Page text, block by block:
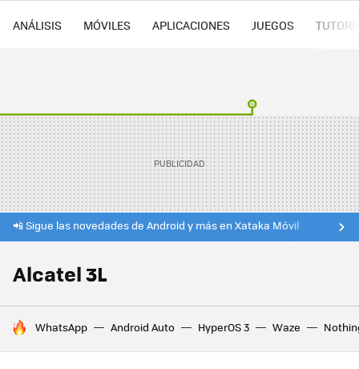
ANÁLISIS MÓVILES APLICACIONES JUEGOS
📲 Sigue las novedades de Android y más en Xataka Móvil
Alcatel 3L
HOY SE HABLA DE
WhatsApp Android Auto HyperOS 3 Waze